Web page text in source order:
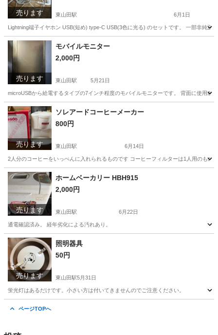
売ります 東山田駅 6月1日
Lightning端子イヤホン USB(短め) type-C USB(3色に光る) のセットです。 一部非純
神奈川 川崎市 東山田駅
売ります
モバイルモニター
2,000円
東山田駅 5月21日
microUSBから給電するタイプの7インチ程度のモバイルモニターです。 背面に使用感
神奈川 川崎市 東山田駅 PCパーツ
売ります
ソレアードコーヒーメーカー
800円
東山田駅 6月14日
2人分のコーヒーをいっぺんに入れられるものです コーヒーフィルターは1人用のもの
神奈川 川崎市 東山田駅 キッチン家電
売ります
ホームベーカリー HBH915
2,000円
東山田駅 6月22日
通電確認済み。 経年劣化による汚れあり。
神奈川 川崎市 東山田駅
売ります
照明器具
50円
東山田駅5月31日
蛍光灯はあるだけです。小さい方は付いてきませんのでご注意ください。
ページTOPへ